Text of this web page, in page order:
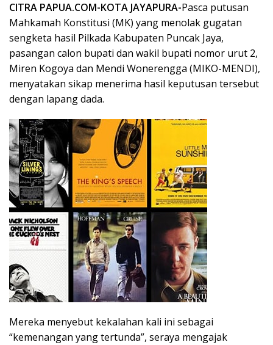
CITRA PAPUA.COM-KOTA JAYAPURA-Pasca putusan
Mahkamah Konstitusi (MK) yang menolak gugatan
sengketa hasil Pilkada Kabupaten Puncak Jaya,
pasangan calon bupati dan wakil bupati nomor urut 2,
Miren Kogoya dan Mendi Wonerengga (MIKO-MENDI),
menyatakan sikap menerima hasil keputusan tersebut
dengan lapang dada.
Mereka menyebut kekalahan kali ini sebagai
“kemenangan yang tertunda”, seraya mengajak